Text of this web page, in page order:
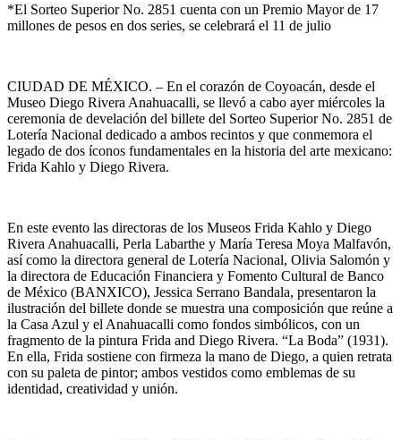
*El Sorteo Superior No. 2851 cuenta con un Premio Mayor de 17
millones de pesos en dos series, se celebrará el 11 de julio
CIUDAD DE MÉXICO. – En el corazón de Coyoacán, desde el
Museo Diego Rivera Anahuacalli, se llevó a cabo ayer miércoles la
ceremonia de develación del billete del Sorteo Superior No. 2851 de
Lotería Nacional dedicado a ambos recintos y que conmemora el
legado de dos íconos fundamentales en la historia del arte mexicano:
Frida Kahlo y Diego Rivera.
En este evento las directoras de los Museos Frida Kahlo y Diego
Rivera Anahuacalli, Perla Labarthe y María Teresa Moya Malfavón,
así como la directora general de Lotería Nacional, Olivia Salomón y
la directora de Educación Financiera y Fomento Cultural de Banco
de México (BANXICO), Jessica Serrano Bandala, presentaron la
ilustración del billete donde se muestra una composición que reúne a
la Casa Azul y el Anahuacalli como fondos simbólicos, con un
fragmento de la pintura Frida and Diego Rivera. “La Boda” (1931).
En ella, Frida sostiene con firmeza la mano de Diego, a quien retrata
con su paleta de pintor; ambos vestidos como emblemas de su
identidad, creatividad y unión.